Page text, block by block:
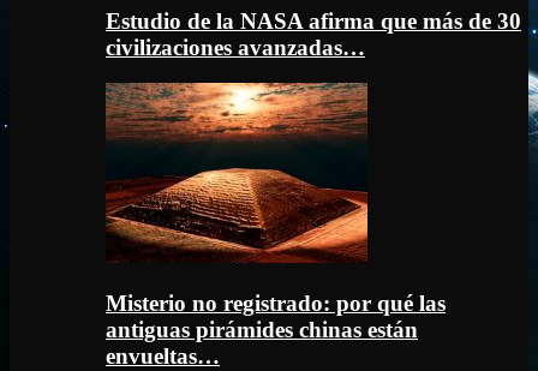
Estudio de la NASA afirma que más de 30
civilizaciones avanzadas…
Misterio no registrado: por qué las
antiguas pirámides chinas están
envueltas…